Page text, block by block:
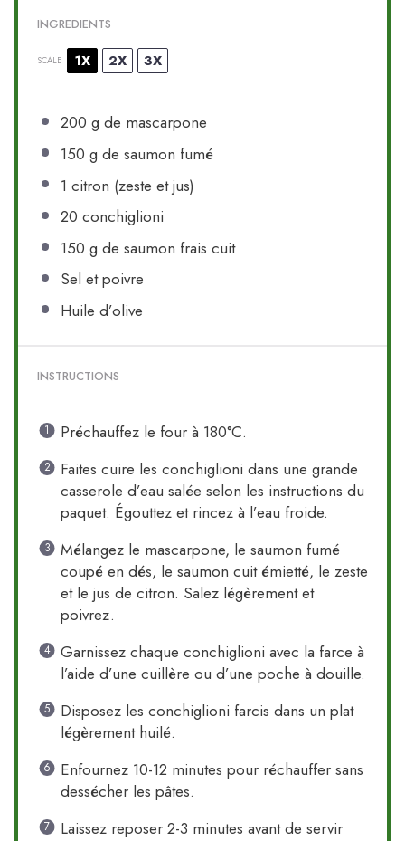
INGREDIENTS
SCALE 1X 2X 3X
200 g de mascarpone
150 g de saumon fumé
1 citron (zeste et jus)
20 conchiglioni
150 g de saumon frais cuit
Sel et poivre
Huile d’olive
INSTRUCTIONS
Préchauffez le four à 180°C.
Faites cuire les conchiglioni dans une grande
casserole d’eau salée selon les instructions du
paquet. Égouttez et rincez à l’eau froide.
Mélangez le mascarpone, le saumon fumé
coupé en dés, le saumon cuit émietté, le zeste
et le jus de citron. Salez légèrement et
poivrez.
Garnissez chaque conchiglioni avec la farce à
l’aide d’une cuillère ou d’une poche à douille.
Disposez les conchiglioni farcis dans un plat
légèrement huilé.
Enfournez 10-12 minutes pour réchauffer sans
dessécher les pâtes.
Laissez reposer 2-3 minutes avant de servir